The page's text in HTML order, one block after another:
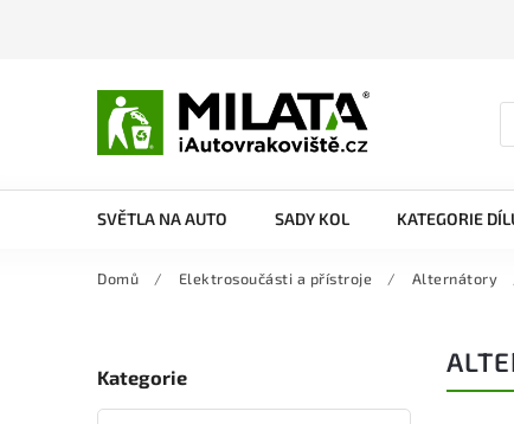
SVĚTLA NA AUTO SADY KOL KATEGORIE
Domů / Elektrosoučásti a přístroje / Alternátory
Kategorie